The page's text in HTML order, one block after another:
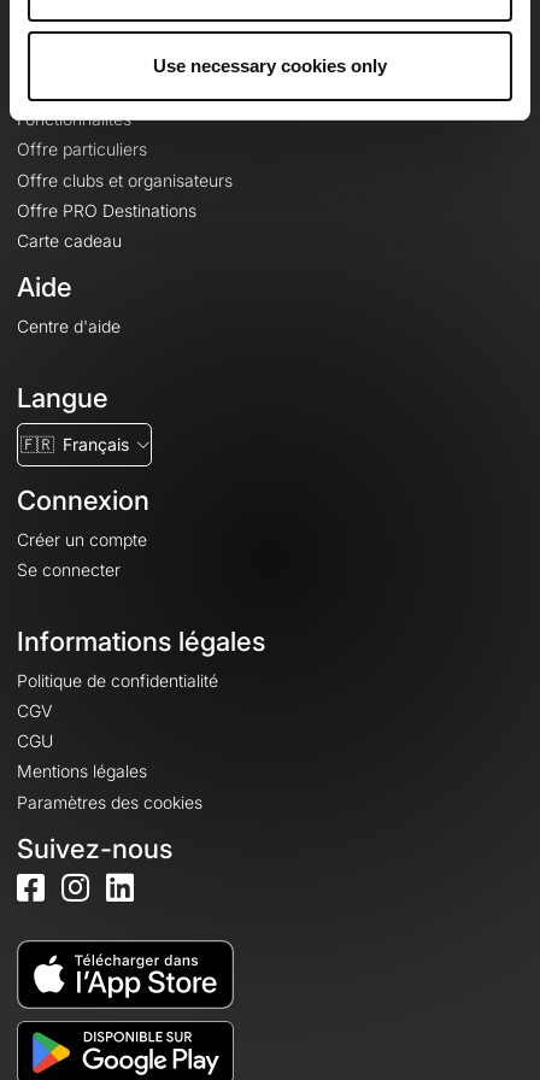
Use necessary cookies only
Fonctionnalités
Offre particuliers
Offre clubs et organisateurs
Offre PRO Destinations
Carte cadeau
Aide
Centre d'aide
Langue
🇫🇷 Français
Connexion
Créer un compte
Se connecter
Informations légales
Politique de confidentialité
CGV
CGU
Mentions légales
Paramètres des cookies
Suivez-nous